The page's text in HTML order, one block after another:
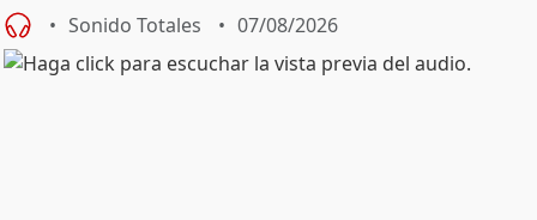
Sonido Totales 07/08/2026